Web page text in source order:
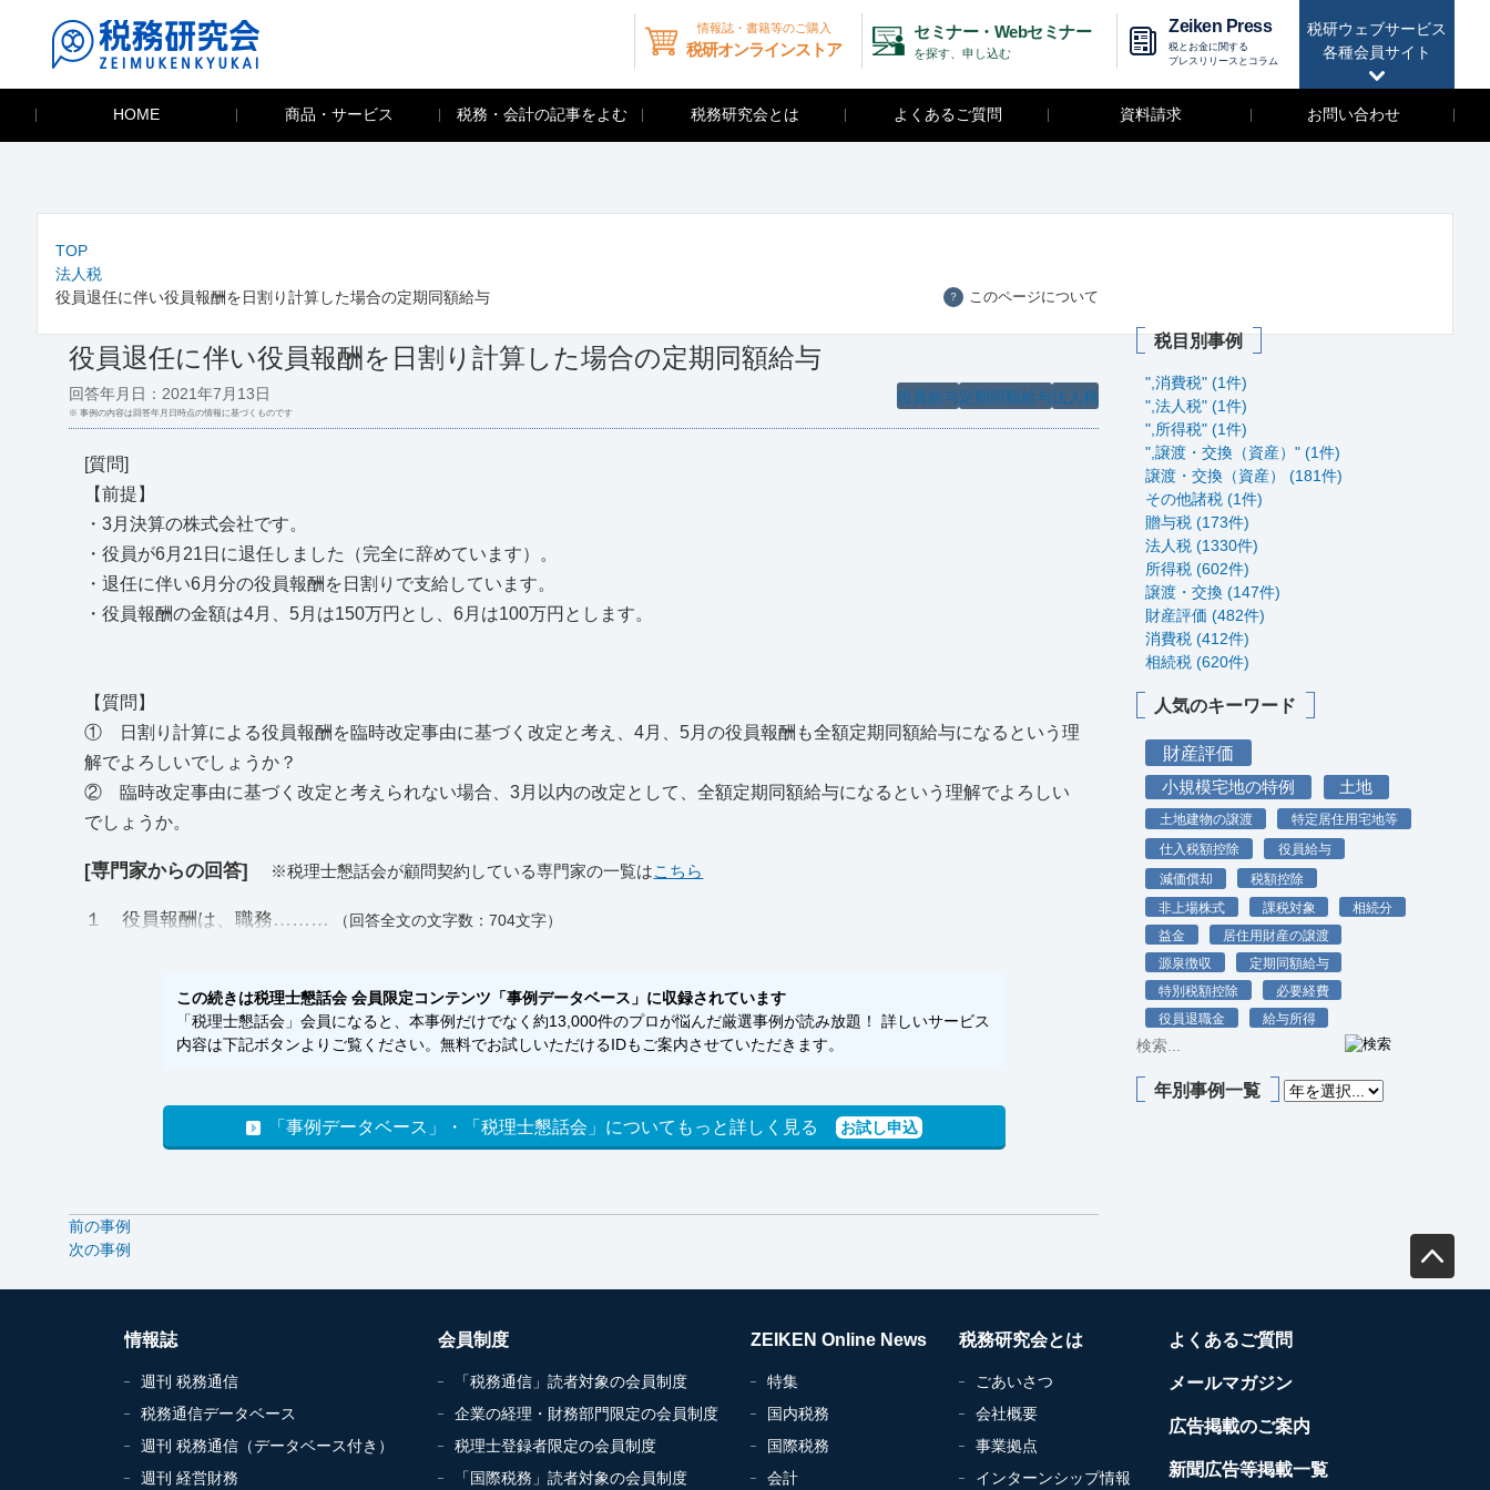
税研ウェブサービス
各種会員サイト
情報誌・書籍等のご購入
税研オンラインストア
セミナー・Webセミナー
を探す、申し込む
Zeiken Press
税とお金に関する
プレスリリースとコラム
HOME 商品・サービス 税務・会計の記事をよむ 税務研究会とは よくあるご質問 資料請求 お問い合わせ
TOP
法人税
役員退任に伴い役員報酬を日割り計算した場合の定期同額給与
？ このページについて
役員退任に伴い役員報酬を日割り計算した場合の定期同額給与
法人税
定期同額給与
役員給与
回答年月日：2021年7月13日
※ 事例の内容は回答年月日時点の情報に基づくものです
[質問]
【前提】
・3月決算の株式会社です。
・役員が6月21日に退任しました（完全に辞めています）。
・退任に伴い6月分の役員報酬を日割りで支給しています。
・役員報酬の金額は4月、5月は150万円とし、6月は100万円とします。
【質問】
① 日割り計算による役員報酬を臨時改定事由に基づく改定と考え、4月、5月の役員報酬も全額定期同額給与になるという理
解でよろしいでしょうか？
② 臨時改定事由に基づく改定と考えられない場合、3月以内の改定として、全額定期同額給与になるという理解でよろしい
でしょうか。
[専門家からの回答] ※税理士懇話会が顧問契約している専門家の一覧はこちら
１ 役員報酬は、職務……… （回答全文の文字数：704文字）
この続きは税理士懇話会 会員限定コンテンツ「事例データベース」に収録されています
「税理士懇話会」会員になると、本事例だけでなく約13,000件のプロが悩んだ厳選事例が読み放題！ 詳しいサービス
内容は下記ボタンよりご覧ください。無料でお試しいただけるIDもご案内させていただきます。
「事例データベース」・「税理士懇話会」についてもっと詳しく見る お試し申込
前の事例
次の事例
税目別事例
",消費税" (1件)
",法人税" (1件)
",所得税" (1件)
",譲渡・交換（資産）" (1件)
譲渡・交換（資産） (181件)
その他諸税 (1件)
贈与税 (173件)
法人税 (1330件)
所得税 (602件)
譲渡・交換 (147件)
財産評価 (482件)
消費税 (412件)
相続税 (620件)
人気のキーワード
財産評価
小規模宅地の特例 土地
土地建物の譲渡
特定居住用宅地等
仕入税額控除
役員給与
減価償却
税額控除
非上場株式
課税対象
相続分
益金
居住用財産の譲渡
源泉徴収
定期同額給与
特別税額控除
必要経費
役員退職金
給与所得
年別事例一覧
情報誌
週刊 税務通信
税務通信データベース
週刊 税務通信（データベース付き）
週刊 経営財務
会員制度
「税務通信」読者対象の会員制度
企業の経理・財務部門限定の会員制度
税理士登録者限定の会員制度
「国際税務」読者対象の会員制度
ZEIKEN Online News
特集
国内税務
国際税務
会計
税務研究会とは
ごあいさつ
会社概要
事業拠点
インターンシップ情報
よくあるご質問
メールマガジン
広告掲載のご案内
新聞広告等掲載一覧